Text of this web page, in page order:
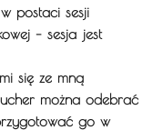
postaci sesji
– sesja jest
się ze mną
można odebrać
go w